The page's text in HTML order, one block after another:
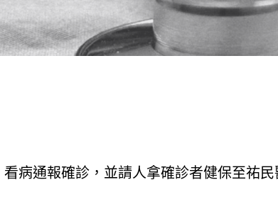
病通報確診，並請人拿確診者健保至祐